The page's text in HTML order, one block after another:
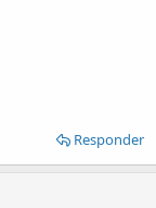
Responder